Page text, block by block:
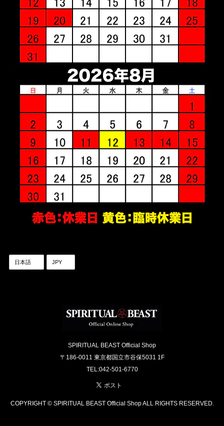
SPIRITUAL BEAST Official Shop
〒186-0011 東京都国立市谷保5031 1F
TEL:042-501-6770
COPYRIGHT © SPIRITUAL BEAST Official Shop ALL RIGHTS RESERVED.